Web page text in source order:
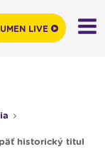
historický titul
LIVE